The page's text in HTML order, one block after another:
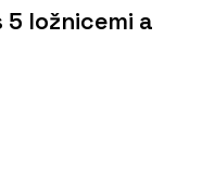
ložnicemi a